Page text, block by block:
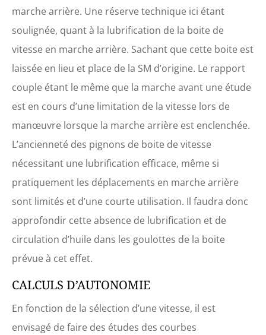
marche arrière. Une réserve technique ici étant
soulignée, quant à la lubrification de la boite de
vitesse en marche arrière. Sachant que cette boite est
laissée en lieu et place de la SM d’origine. Le rapport
couple étant le même que la marche avant une étude
est en cours d’une limitation de la vitesse lors de
manœuvre lorsque la marche arrière est enclenchée.
L’ancienneté des pignons de boite de vitesse
nécessitant une lubrification efficace, même si
pratiquement les déplacements en marche arrière
sont limités et d’une courte utilisation. Il faudra donc
approfondir cette absence de lubrification et de
circulation d’huile dans les goulottes de la boite
prévue à cet effet.
CALCULS D’AUTONOMIE
En fonction de la sélection d’une vitesse, il est
envisagé de faire des études des courbes